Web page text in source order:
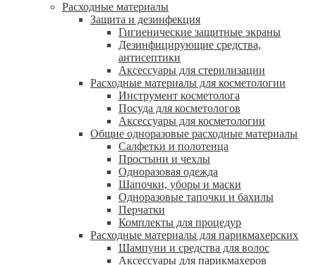
Расходные материалы
Защита и дезинфекция
Гигиенические защитные экраны
Дезинфицирующие средства,
антисептики
Аксессуары для стерилизации
Расходные материалы для косметологии
Инструмент косметолога
Посуда для косметологов
Аксессуары для косметологии
Общие одноразовые расходные материалы
Салфетки и полотенца
Простыни и чехлы
Одноразовая одежда
Шапочки, уборы и маски
Одноразовые тапочки и бахилы
Перчатки
Комплекты для процедур
Расходные материалы для парикмахерских
Шампуни и средства для волос
Аксессуары для парикмахеров